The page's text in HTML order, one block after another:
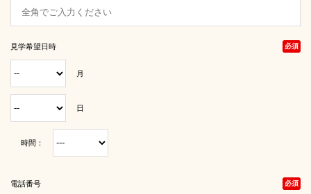
見学希望日時 必須
月
日
時間：
電話番号 必須